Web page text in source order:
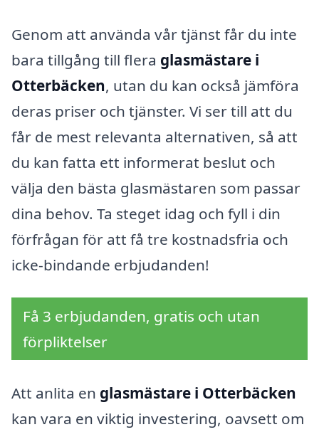
Genom att använda vår tjänst får du inte
bara tillgång till flera glasmästare i
Otterbäcken, utan du kan också jämföra
deras priser och tjänster. Vi ser till att du
får de mest relevanta alternativen, så att
du kan fatta ett informerat beslut och
välja den bästa glasmästaren som passar
dina behov. Ta steget idag och fyll i din
förfrågan för att få tre kostnadsfria och
icke-bindande erbjudanden!
Få 3 erbjudanden, gratis och utan
förpliktelser
Att anlita en glasmästare i Otterbäcken
kan vara en viktig investering, oavsett om